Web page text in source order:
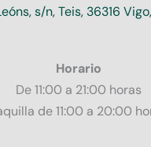
s/n, Teis, 36316
Horario
De 11:00 a 21:00 horas
de 11:00 a 20:00